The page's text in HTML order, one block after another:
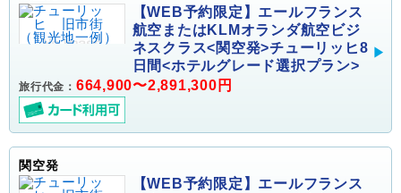
【WEB予約限定】エールフランス
航空またはKLMオランダ航空ビジ
ネスクラス<関空発>チューリッヒ8
日間<ホテルグレード選択プラン>
旅行代金： 664,900〜2,891,300円
関空発
【WEB予約限定】エールフランス